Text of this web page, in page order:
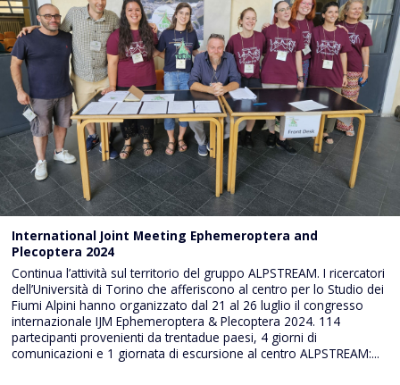
International Joint Meeting Ephemeroptera and
Plecoptera 2024
Continua l’attività sul territorio del gruppo ALPSTREAM. I ricercatori
dell’Università di Torino che afferiscono al centro per lo Studio dei
Fiumi Alpini hanno organizzato dal 21 al 26 luglio il congresso
internazionale IJM Ephemeroptera & Plecoptera 2024. 114
partecipanti provenienti da trentadue paesi, 4 giorni di
comunicazioni e 1 giornata di escursione al centro ALPSTREAM:...